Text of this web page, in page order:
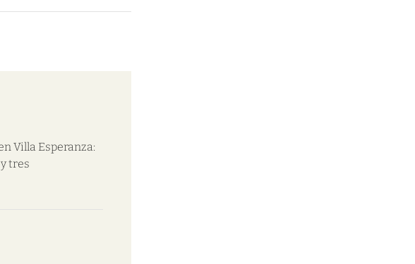
Villa Esperanza:
tres